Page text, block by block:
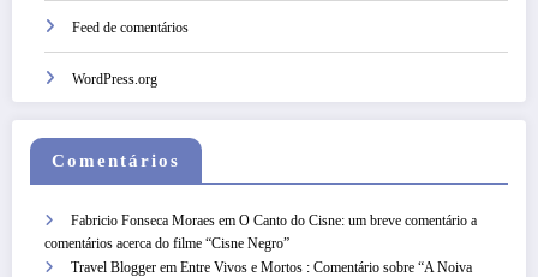
Feed de comentários
WordPress.org
Comentários
Fabricio Fonseca Moraes em O Canto do Cisne: um breve comentário a
comentários acerca do filme “Cisne Negro”
Travel Blogger em Entre Vivos e Mortos : Comentário sobre “A Noiva